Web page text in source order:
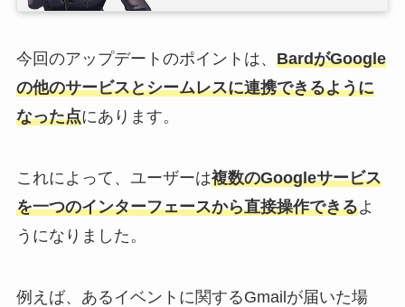
今回のアップデートのポイントは、 BardがGoogle
の他のサービスとシームレスに連携できるように
なった点にあります。
これによって、ユーザーは複数のGoogleサービス
を一つのインターフェースから直接操作できるよ
うになりました。
例えば、あるイベントに関するGmailが届いた場